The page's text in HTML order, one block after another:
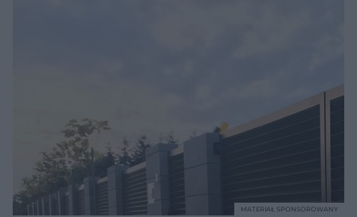
MATERIAŁ SPONSOROWANY